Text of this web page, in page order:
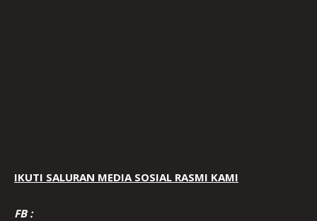
IKUTI SALURAN MEDIA SOSIAL RASMI KAMI
FB :